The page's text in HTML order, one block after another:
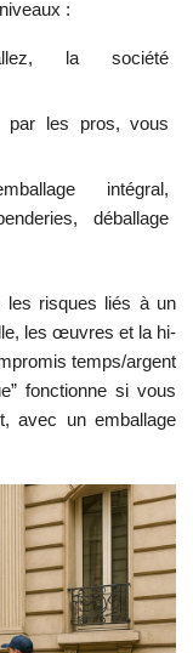
:
la société
par les pros, vous
intégral,
déballage
les risques liés à un
les œuvres et la hi-
temps/argent
fonctionne si vous
avec un emballage